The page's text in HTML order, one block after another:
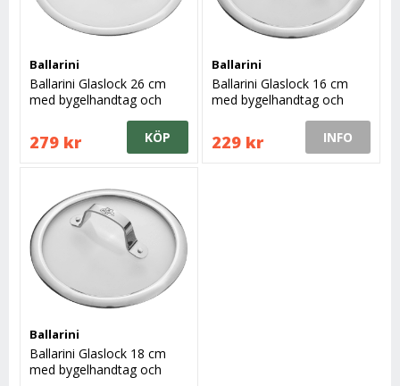
Ballarini
Ballarini Glaslock 26 cm
med bygelhandtag och
279 kr KÖP
Ballarini
Ballarini Glaslock 16 cm
med bygelhandtag och
229 kr INFO
Ballarini
Ballarini Glaslock 18 cm
med bygelhandtag och